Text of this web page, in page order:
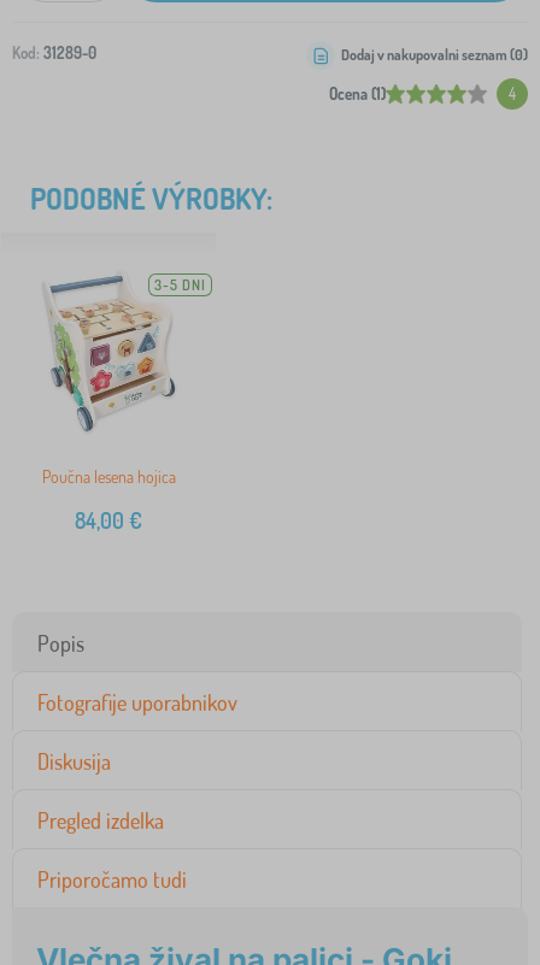
Kod: 31289-0
Ocena (1) 4
Dodaj v nakupovalni seznam (0)
PODOBNÉ VÝROBKY:
3-5 DNI
Poučna lesena hojica
84,00 €
Popis
Fotografije uporabnikov
Diskusija
Pregled izdelka
Priporočamo tudi